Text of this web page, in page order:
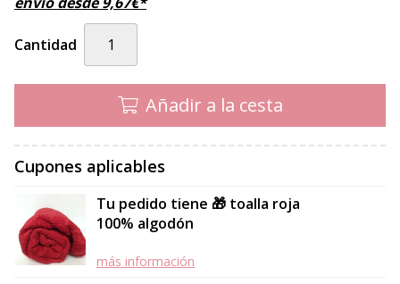
Cantidad
Añadir a la cesta
Cupones aplicables
Tu pedido tiene 🎁 toalla roja
100% algodón
más información